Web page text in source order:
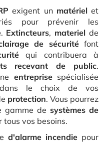
exigent un matériel et
pour prévenir les
. Extincteurs, materiel de
de sécuritéfont
qui contribuera à
recevant de public.
entreprisespécialisée
le choix de vos
protection. Vous pourrez
gamme de systèmes de
tous vos besoins.
d'alarme incendiepour